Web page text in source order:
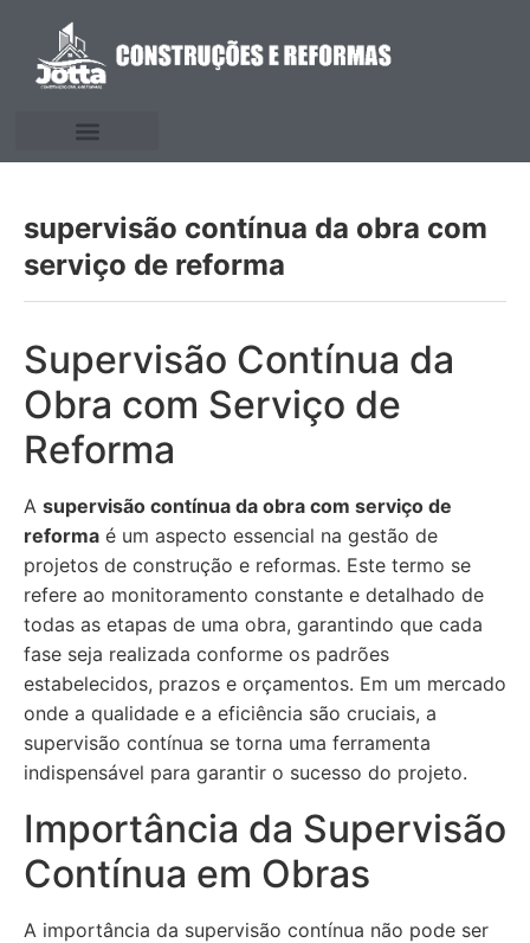
supervisão contínua da obra com
serviço de reforma
Supervisão Contínua da
Obra com Serviço de
Reforma
A supervisão contínua da obra com serviço de
reforma é um aspecto essencial na gestão de
projetos de construção e reformas. Este termo se
refere ao monitoramento constante e detalhado de
todas as etapas de uma obra, garantindo que cada
fase seja realizada conforme os padrões
estabelecidos, prazos e orçamentos. Em um mercado
onde a qualidade e a eficiência são cruciais, a
supervisão contínua se torna uma ferramenta
indispensável para garantir o sucesso do projeto.
Importância da Supervisão
Contínua em Obras
A importância da supervisão contínua não pode ser